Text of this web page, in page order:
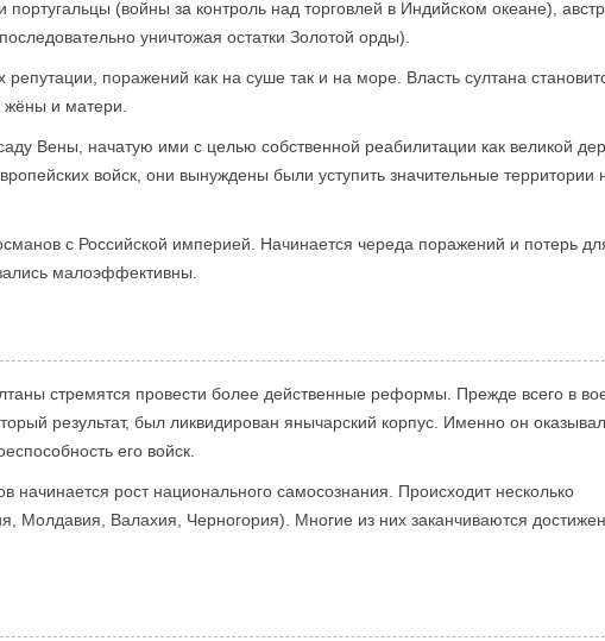
(войны за контроль над торговлей в Индийском океане),
уничтожая остатки Золотой орды).
поражений как на суше так и на море. Власть султана
жёны и матери.
Вены, начатую ими с целью собственной реабилитации как великой
войск, они вынуждены были уступить значительные территории
с Российской империей. Начинается череда поражений и потерь
малоэффективны.
стремятся провести более действенные реформы. Прежде всего в
результат, был ликвидирован янычарский корпус. Именно он
его войск.
рост национального самосознания. Происходит несколько
Молдавия, Валахия, Черногория). Многие из них заканчиваются